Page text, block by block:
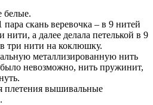
белые.
скань веревочка – в 9 нитей
а далее делала петелькой в 9
три нити на коклюшку.
металлизированную нить
было невозможно, нить пружинит,
плетения вышивальные